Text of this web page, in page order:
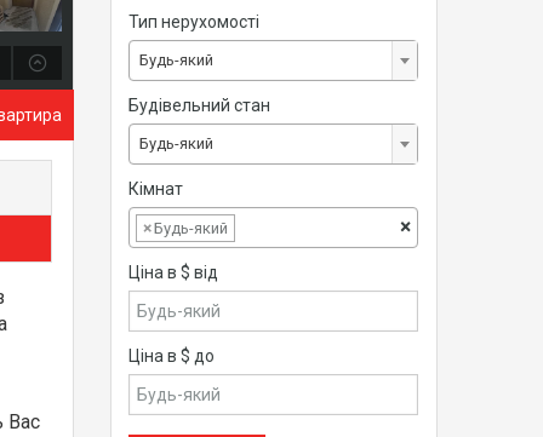
Вас
Тип нерухомості
Будь-який
Будівельний стан
Будь-який
Кімнат
×
×Будь-який
Ціна в $ від
Ціна в $ до